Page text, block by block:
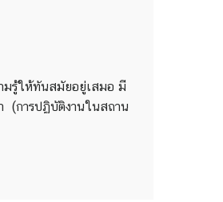
มรู้ให้ทันสมัยอยู่เสมอ มี
(การปฏิบัติงานในสถาน